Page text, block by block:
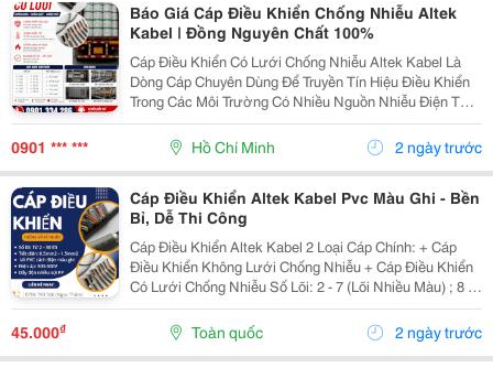
Báo Giá Cáp Điều Khiển Chống Nhiễu Altek
Kabel | Đồng Nguyên Chất 100%
Cáp Điều Khiển Có Lưới Chống Nhiễu Altek Kabel Là
Dòng Cáp Chuyên Dùng Để Truyền Tín Hiệu Điều Khiển
Trong Các Môi Trường Có Nhiều Nguồn Nhiễu Điện Từ
Như Nhà Máy, Trạm Biến Áp, Dây Chuyền Sản Xuất Và
Hệ Thống Tự Động Hóa. Sản Phẩm Được Thiết Kế...
0901 *** *** Hồ Chí Minh 2 ngày trước
Cáp Điều Khiển Altek Kabel Pvc Màu Ghi - Bền
Bỉ, Dễ Thi Công
Cáp Điều Khiển Altek Kabel 2 Loại Cáp Chính: + Cáp
Điều Khiển Không Lưới Chống Nhiễu + Cáp Điều Khiển
Có Lưới Chống Nhiễu Số Lõi: 2 - 7 (Lõi Nhiều Màu) ; 8 -
30 (Lõi Màu Đen Đánh Số Thứ Tự) Tiết Diện: 0.5Mm2 |
45.000₫ Toàn quốc 2 ngày trước